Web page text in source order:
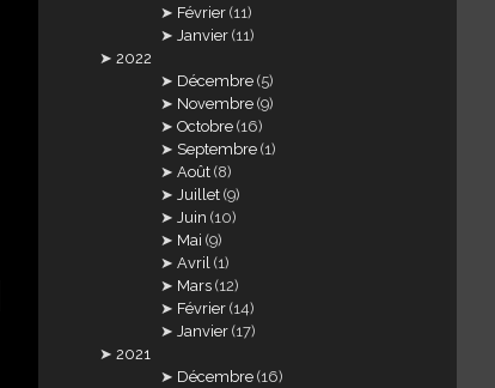
Février (11)
Janvier (11)
2022
Décembre (5)
Novembre (9)
Octobre (16)
Septembre (1)
Août (8)
Juillet (9)
Juin (10)
Mai (9)
Avril (1)
Mars (12)
Février (14)
Janvier (17)
2021
Décembre (16)